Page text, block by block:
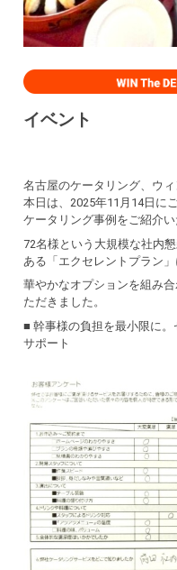
イベント
名古屋のケータリング、ウィ
本日は、2025年11月14日に
ケータリング事例をご紹介い
72名様という大規模な社内
ある「エクセレントプラン」
華やかなオプションを組み
ただきました。
■ 幹事様の負担を最小限に
サポート